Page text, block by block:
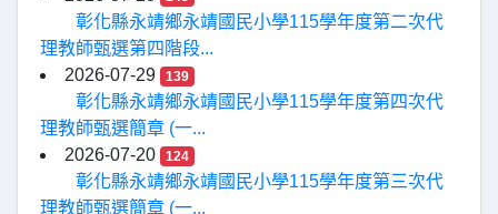
彰化縣永靖鄉永靖國民小學115學年度第二次代
理教師甄選第四階段...
2026-07-29
139
彰化縣永靖鄉永靖國民小學115學年度第四次代
理教師甄選簡章 (一...
2026-07-20
124
彰化縣永靖鄉永靖國民小學115學年度第三次代
理教師甄選簡章 (一...